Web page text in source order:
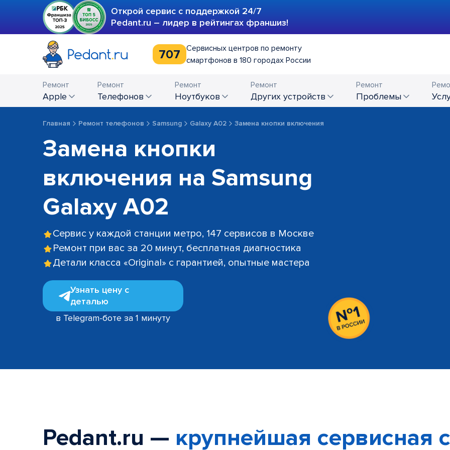
Открой сервис с поддержкой 24/7
Pedant.ru – лидер в рейтингах франшиз!
707
Сервисных центров по ремонту
смартфонов в 180 городах России
Ремонт
Apple
Ремонт
телефонов
Ремонт
ноутбуков
Ремонт
других устройств
Ремонт
проблемы
Главная Ремонт телефонов Samsung Galaxy A02 Замена кнопки включения
Замена кнопки
включения на Samsung
Galaxy A02
Сервис у каждой станции метро, 147 сервисов в Москве
Ремонт при вас за 20 минут, бесплатная диагностика
Детали класса «Original» с гарантией, опытные мастера
Узнать цену с
деталью
в Telegram-боте за 1 минуту
Pedant.ru — крупнейшая сервисная